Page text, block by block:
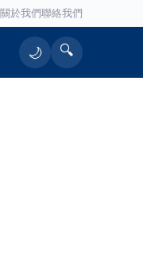
關於我們聯絡我們
🌙 🔍